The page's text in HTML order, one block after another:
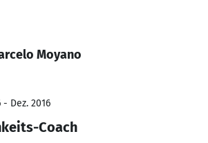
Moyano
- Dez. 2016
Coach